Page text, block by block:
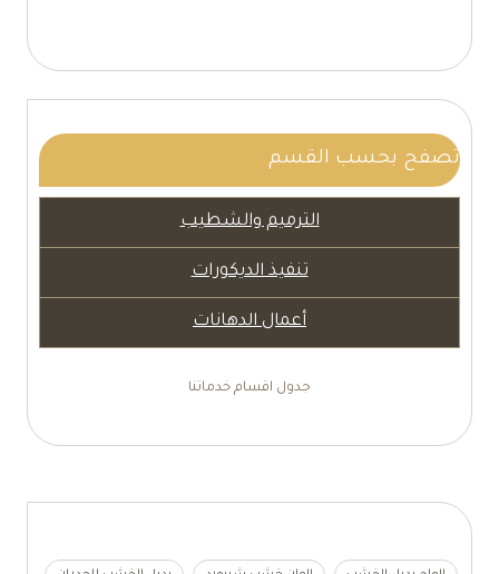
تصفح بحسب القسم
الترميم والشطيب
تنفيذ الديكورات
أعمال الدهانات
جدول اقسام خدماتنا